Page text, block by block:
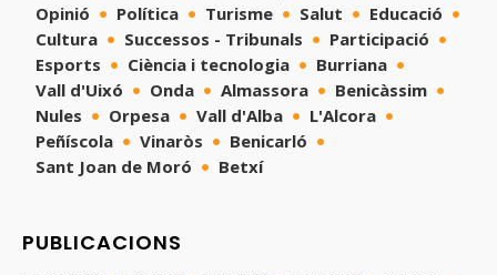
Opinió
Política Turisme Salut
Educació
Cultura
Successos - Tribunals
Participació
Esports
Ciència i tecnologia
Burriana
Vall d'Uixó
Onda Almassora
Benicàssim
Nules
Orpesa Vall d'Alba
L'Alcora
Peñíscola
Vinaròs
Benicarló
Sant Joan de Moró
Betxí
PUBLICACIONS